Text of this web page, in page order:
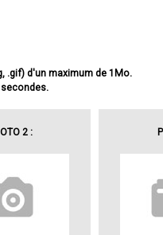
.gif) d'un maximum de 1Mo.
2 :